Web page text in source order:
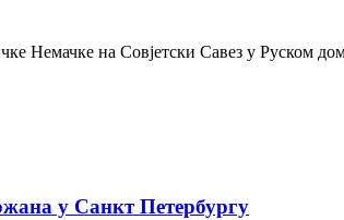
на Совјетски Савез у Руском
у Санкт Петербургу